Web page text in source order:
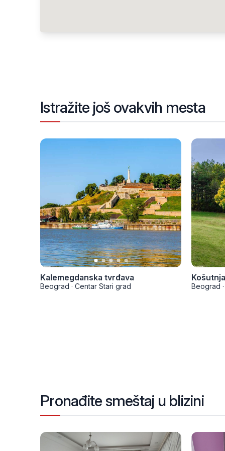
Istražite još ovakvih mesta
Kalemegdanska tvrđava
Beograd · Centar Stari grad Beograd ·
Pronađite smeštaj u blizini